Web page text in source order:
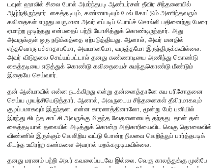
டவுன் ஹாலில் சிலை போல் அமர்ந்தபடி ஆண்டர்சன் தீவிர சிந்தனையில்
ஆழ்ந்திருந்தார். கைத்தடியும், கண்ணாடியும் மேல் கோட்டும் அணிந்தவரும்
கவிதைகள் எழுதுபவருமான அவர் எப்படிப் பொய்ச் சொல்லி பதினைந்து பேரை
ஏமாற்ற முடிந்தது என்பதைப் பற்றி யோசித்துக் கொண்டிருந்தார். அது
அவருக்குள் ஒரு நடுக்கத்தை ஏற்படுத்தியது. ஆனால், அவர் மனதில்
எந்தவொரு பச்சாதாபமோ, அவமானமோ, வருத்தமோ இருந்திருக்கவில்லை.
அவர் விடுதலை செய்யப்பட்டால் தனது கண்ணாடியை அணிந்து கொண்டு
கைத்தடியை எடுத்துக் கொண்டு கவிதையைச் சுமந்துகொண்டு மீண்டும்
இதையே செய்வார்.
தன் ஆன்மாவில் என்ன நடக்கிறது என்று தன்னைத்தானே சுய பரிசோதனை
செய்ய முயற்சியெடுத்தார். ஆனால், அவருடைய சிந்தனைகள் தீவிரமாகவும்
குழப்பமாகவும் இருந்தன. என்ன காரணத்தினாலோ, மூன்று பேர் பனியில்
இறந்து கிடந்த காட்சி அவருக்கு மிகுந்த வேதனையைத் தந்தது. தான் தன்
கைத்தடியால் தலையில் அடித்துக் கொன்ற அதிகாரியைவிட வெகு தொலைவில்
விண்ணில் இருக்கும் வெளிறிய வட்டு போன்ற நிலவை வெறித்துப் பார்த்தபடிக்
கிடந்த உயிரற்ற கண்களை அவரால் மறக்கமுடியவில்லை.
தனது மரணம் பற்றி அவர் கவலைப்படவே இல்லை. வெகு காலத்துக்கு முன்பே